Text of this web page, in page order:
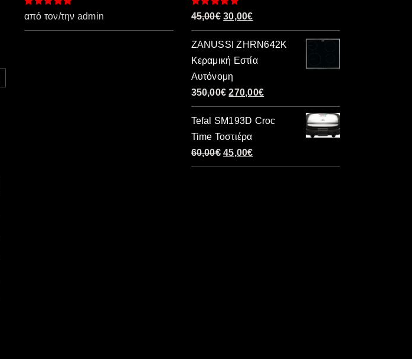
Βαθμολογήθηκε
από τον/την admin
Βαθμολογήθηκε
45,00€ Original
price
was:
45,00€.
30,00€Η
τρέχουσα
τιμή
είναι:
ZANUSSI ZHRN642K
Κεραμική Εστία
Αυτόνομη
350,00€ Original
price
was:
350,00€.
270,00€Η
τρέχουσα
τιμή
Tefal SM193D Croc
Time Τοστιέρα
60,00€ Original
price
45,00€Η
τρέχουσα